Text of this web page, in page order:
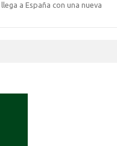
a España con una nueva